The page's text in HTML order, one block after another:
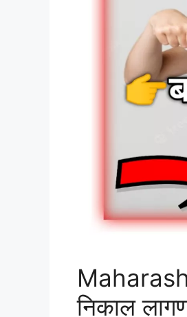
निकाल